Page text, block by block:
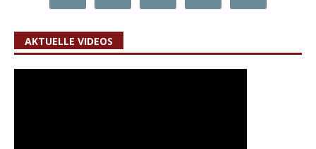
AKTUELLE VIDEOS